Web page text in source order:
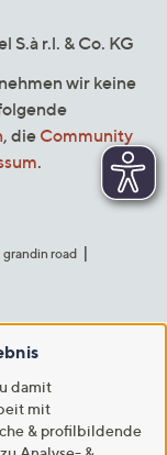
r.l. & Co. KG
wir keine
, die Community
.
grandin road
damit
mit
& profilbildende